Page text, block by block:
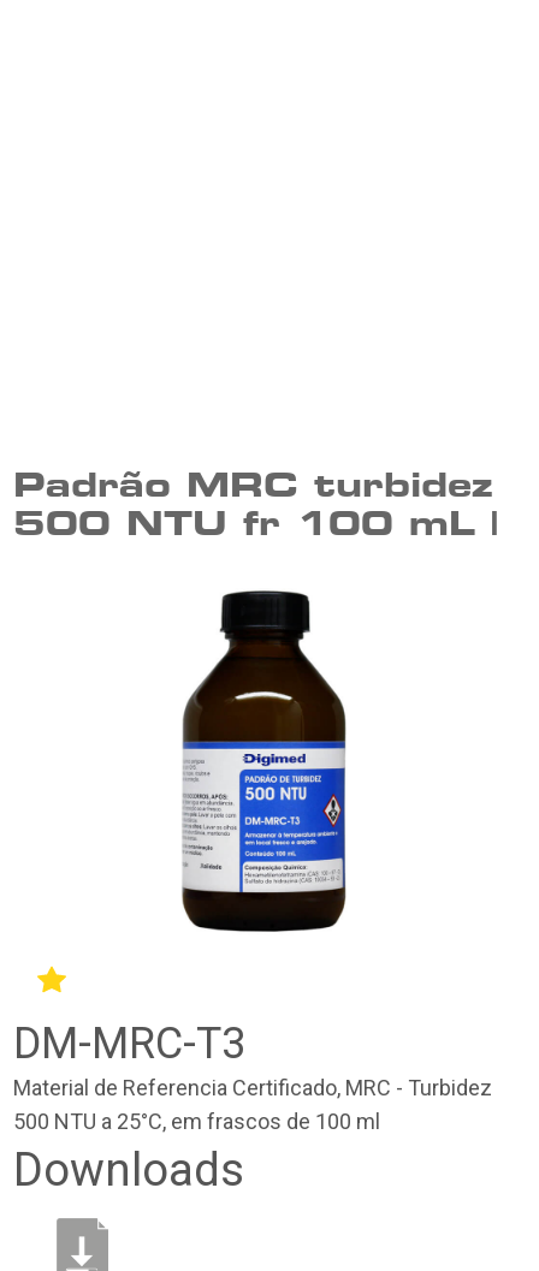
Padrão MRC turbidez
500 NTU fr 100 mL |
DM-MRC-T3
Material de Referencia Certificado, MRC - Turbidez
500 NTU a 25°C, em frascos de 100 ml
Downloads